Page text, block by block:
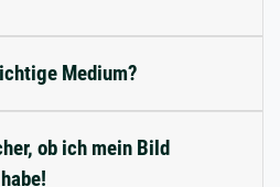
Medium?
ob ich mein Bild